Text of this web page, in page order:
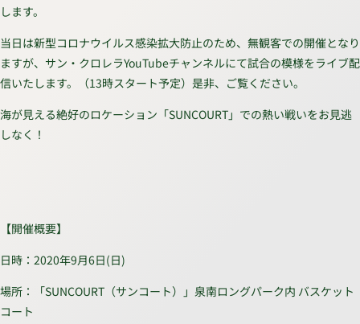
します。
当日は新型コロナウイルス感染拡大防止のため、無観客での開催となり
ますが、サン・クロレラYouTubeチャンネルにて試合の模様をライブ配
信いたします。（13時スタート予定）是非、ご覧ください。
海が見える絶好のロケーション「SUNCOURT」での熱い戦いをお見逃
しなく！
【開催概要】
日時：2020年9月6日(日)
場所：「SUNCOURT（サンコート）」泉南ロングパーク内 バスケット
コート